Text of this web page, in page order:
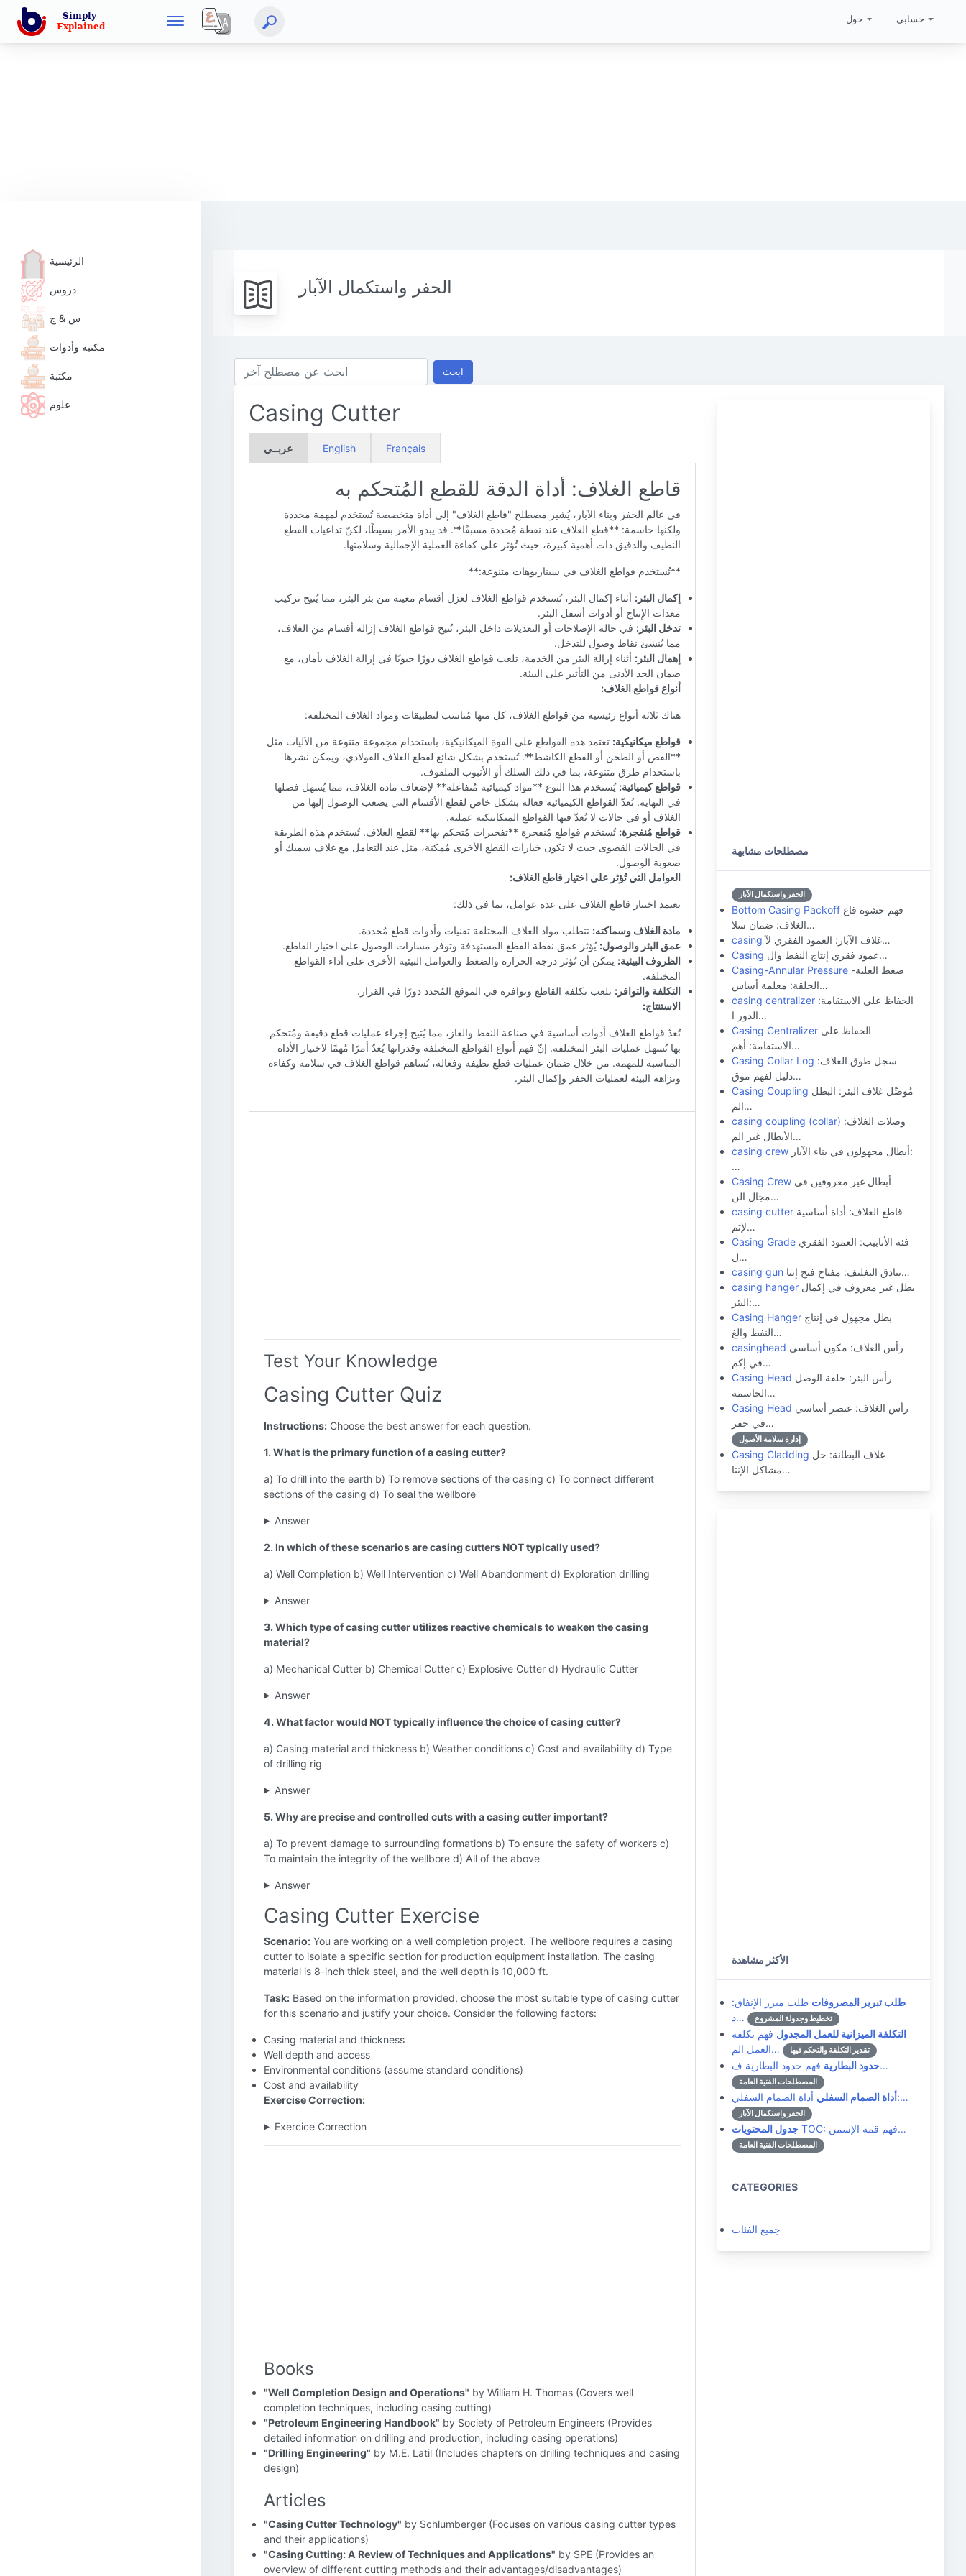
حول حسابي
الرئيسية
دروس
س & ج
مكتبة وأدوات
مكتبة
علوم
الحفر واستكمال الآبار
ابحث
Casing Cutter
عربــي English Français
قاطع الغلاف: أداة الدقة للقطع المُتحكم به
في عالم الحفر وبناء الآبار، يُشير مصطلح "قاطع الغلاف" إلى أداة متخصصة تُستخدم لمهمة محددة
ولكنها حاسمة: **قطع الغلاف عند نقطة مُحددة مسبقًا**. قد يبدو الأمر بسيطًا، لكنّ تداعيات القطع
النظيف والدقيق ذات أهمية كبيرة، حيث تُؤثر على كفاءة العملية الإجمالية وسلامتها.
**تُستخدم قواطع الغلاف في سيناريوهات متنوعة:**
إكمال البئر: أثناء إكمال البئر، تُستخدم قواطع الغلاف لعزل أقسام معينة من بئر البئر، مما يُتيح تركيب
معدات الإنتاج أو أدوات أسفل البئر.
تدخل البئر: في حالة الإصلاحات أو التعديلات داخل البئر، تُتيح قواطع الغلاف إزالة أقسام من الغلاف،
مما يُنشئ نقاط وصول للتدخل.
إهمال البئر: أثناء إزالة البئر من الخدمة، تلعب قواطع الغلاف دورًا حيويًا في إزالة الغلاف بأمان، مع
ضمان الحد الأدنى من التأثير على البيئة.
أنواع قواطع الغلاف:
هناك ثلاثة أنواع رئيسية من قواطع الغلاف، كل منها مُناسب لتطبيقات ومواد الغلاف المختلفة:
قواطع ميكانيكية: تعتمد هذه القواطع على القوة الميكانيكية، باستخدام مجموعة متنوعة من الآليات مثل
**القص أو الطحن أو القطع الكاشط**. تُستخدم بشكل شائع لقطع الغلاف الفولاذي، ويمكن نشرها
باستخدام طرق متنوعة، بما في ذلك السلك أو الأنبوب الملفوف.
قواطع كيميائية: يُستخدم هذا النوع **مواد كيميائية مُتفاعلة** لإضعاف مادة الغلاف، مما يُسهل فصلها
في النهاية. تُعدّ القواطع الكيميائية فعالة بشكل خاص لقطع الأقسام التي يصعب الوصول إليها من
الغلاف أو في حالات لا تُعدّ فيها القواطع الميكانيكية عملية.
قواطع مُنفجرة: تُستخدم قواطع مُنفجرة **تفجيرات مُتحكم بها** لقطع الغلاف. تُستخدم هذه الطريقة
في الحالات القصوى حيث لا تكون خيارات القطع الأخرى مُمكنة، مثل عند التعامل مع غلاف سميك أو
صعوبة الوصول.
العوامل التي تُؤثر على اختيار قاطع الغلاف:
يعتمد اختيار قاطع الغلاف على عدة عوامل، بما في ذلك:
مادة الغلاف وسماكته: تتطلب مواد الغلاف المختلفة تقنيات وأدوات قطع مُحددة.
عمق البئر والوصول: يُؤثر عمق نقطة القطع المستهدفة وتوفر مسارات الوصول على اختيار القاطع.
الظروف البيئية: يمكن أن تُؤثر درجة الحرارة والضغط والعوامل البيئية الأخرى على أداء القواطع
المختلفة.
التكلفة والتوافر: تلعب تكلفة القاطع وتوافره في الموقع المُحدد دورًا في القرار.
الاستنتاج:
تُعدّ قواطع الغلاف أدوات أساسية في صناعة النفط والغاز، مما يُتيح إجراء عمليات قطع دقيقة ومُتحكم
بها تُسهل عمليات البئر المختلفة. إنّ فهم أنواع القواطع المختلفة وقدراتها يُعدّ أمرًا مُهمًا لاختيار الأداة
المناسبة للمهمة. من خلال ضمان عمليات قطع نظيفة وفعالة، تُساهم قواطع الغلاف في سلامة وكفاءة
ونزاهة البيئة لعمليات الحفر وإكمال البئر.
Test Your Knowledge
Casing Cutter Quiz
Instructions: Choose the best answer for each question.
1. What is the primary function of a casing cutter?
a) To drill into the earth b) To remove sections of the casing c) To connect different
sections of the casing d) To seal the wellbore
Answer
2. In which of these scenarios are casing cutters NOT typically used?
a) Well Completion b) Well Intervention c) Well Abandonment d) Exploration drilling
Answer
3. Which type of casing cutter utilizes reactive chemicals to weaken the casing
material?
a) Mechanical Cutter b) Chemical Cutter c) Explosive Cutter d) Hydraulic Cutter
Answer
4. What factor would NOT typically influence the choice of casing cutter?
a) Casing material and thickness b) Weather conditions c) Cost and availability d) Type
of drilling rig
Answer
5. Why are precise and controlled cuts with a casing cutter important?
a) To prevent damage to surrounding formations b) To ensure the safety of workers c)
To maintain the integrity of the wellbore d) All of the above
Answer
Casing Cutter Exercise
Scenario: You are working on a well completion project. The wellbore requires a casing
cutter to isolate a specific section for production equipment installation. The casing
material is 8-inch thick steel, and the well depth is 10,000 ft.
Task: Based on the information provided, choose the most suitable type of casing cutter
for this scenario and justify your choice. Consider the following factors:
Casing material and thickness
Well depth and access
Environmental conditions (assume standard conditions)
Cost and availability
Exercise Correction:
Exercice Correction
Books
"Well Completion Design and Operations" by William H. Thomas (Covers well
completion techniques, including casing cutting)
"Petroleum Engineering Handbook" by Society of Petroleum Engineers (Provides
detailed information on drilling and production, including casing operations)
"Drilling Engineering" by M.E. Latil (Includes chapters on drilling techniques and casing
design)
Articles
"Casing Cutter Technology" by Schlumberger (Focuses on various casing cutter types
and their applications)
"Casing Cutting: A Review of Techniques and Applications" by SPE (Provides an
overview of different cutting methods and their advantages/disadvantages)
مصطلحات مشابهة
الحفر واستكمال الآبار
Bottom Casing Packoff
الغلاف: ضمان سلا…
casing
غلاف الآبار: العمود الفقري لآ…
Casing
عمود فقري إنتاج النفط وال…
Casing-Annular Pressure
الحلقة: معلمة أساس…
casing centralizer
الدور ا…
Casing Centralizer
الاستقامة: أهم…
Casing Collar Log
دليل لفهم موق…
Casing Coupling
الم…
casing coupling (collar)
الأبطال غير الم…
casing crew
…
Casing Crew
مجال الن…
casing cutter
لإتم…
Casing Grade
ل…
casing gun
بنادق التغليف: مفتاح فتح إنتا…
casing hanger
البئر:…
Casing Hanger
النفط والغ…
casinghead
في إكم…
Casing Head
الحاسمة…
Casing Head
في حفر…
إدارة سلامة الأصول
Casing Cladding
مشاكل الإنتا…
الأكثر مشاهدة
طلب تبرير المصروفات طلب مبرر الإنفاق:
د…
تخطيط وجدولة المشروع
التكلفة الميزانية للعمل المجدول فهم تكلفة
العمل الم…
تقدير التكلفة والتحكم فيها
حدود البطاريةفهم حدود البطارية ف…
المصطلحات الفنية العامة
أداة الصمام السفليأداة الصمام السفلي:…
الحفر واستكمال الآبار
جدول المحتويات TOC: فهم قمة الإسمن…
المصطلحات الفنية العامة
CATEGORIES
جميع الفئات